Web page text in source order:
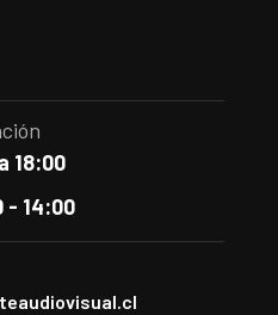
18:00
- 14:00